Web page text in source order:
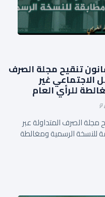
تنقيح مجلة الصرف
الاجتماعي غير
للرأي العام
مجلة الصرف المتداولة عبر
للنسخة الرسمية ومغالطة